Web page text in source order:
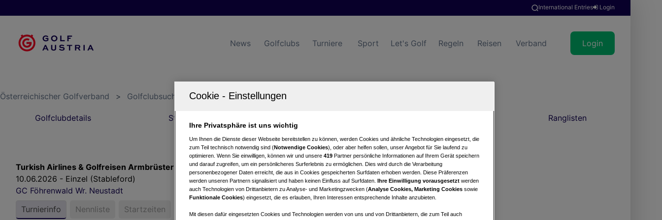
International Entries Login
News Golfclubs Turniere Sport Let's Golf Regeln Reisen Verband Login
Österreichischer Golfverband > Golfclubsuche > GC Föhrenwald Wr. Neustadt
Golfclubdetails Startzeiten Ranglisten
Turkish Airlines & Golfreisen Armbrüster Trophy powered by Dr. Theiss
10.06.2026 - Einzel (Stableford)
GC Föhrenwald Wr. Neustadt
Turnierinfo
Nennliste Startzeiten
Ihre Privatsphäre ist uns wichtig
Um Ihnen die Dienste dieser Webseite bereitstellen zu können, werden Cookies und ähnliche Technologien eingesetzt, die
zum Teil technisch notwendig sind (Notwendige Cookies), oder aber helfen sollen, unser Angebot für Sie laufend zu
optimieren. Wenn Sie einwilligen, können wir und unsere 419 Partner persönliche Informationen auf Ihrem Gerät speichern
und darauf zugreifen, um ein persönlicheres Surferlebnis zu ermöglichen. Dies wird durch die Verarbeitung
personenbezogener Daten erreicht, die aus in Cookies gespeicherten Surfdaten erhoben werden. Diese Präferenzen
werden unseren Partnern signalisiert und haben keinen Einfluss auf Surfdaten. Ihre Einwilligung vorausgesetzt werden
auch Technologien von Drittanbietern zu Analyse- und Marketingzwecken (Analyse Cookies, Marketing Cookies sowie
Funktionale Cookies) eingesetzt, die es erlauben, Ihren Interessen entsprechende Inhalte anzubieten.
Mit diesen dafür eingesetzten Cookies und Technologien werden von uns und von Drittanbietern, die zum Teil auch